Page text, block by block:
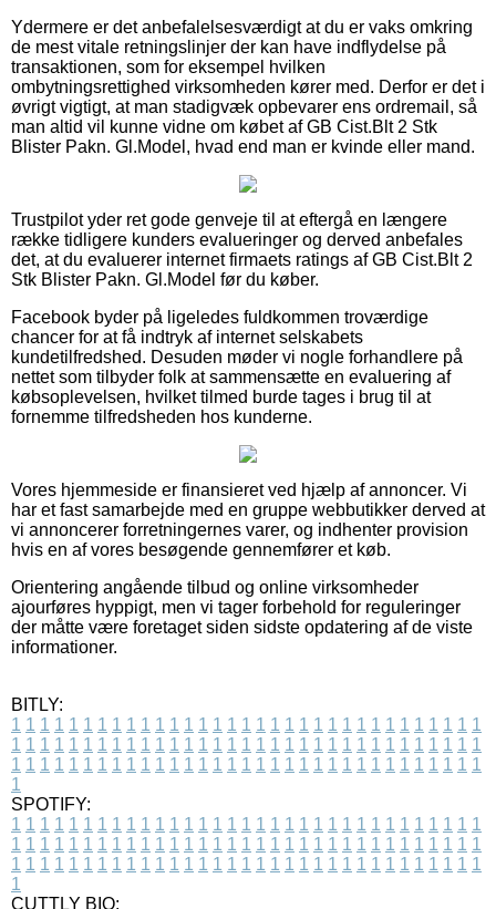
Ydermere er det anbefalelsesværdigt at du er vaks omkring
de mest vitale retningslinjer der kan have indflydelse på
transaktionen, som for eksempel hvilken
ombytningsrettighed virksomheden kører med. Derfor er det i
øvrigt vigtigt, at man stadigvæk opbevarer ens ordremail, så
man altid vil kunne vidne om købet af GB Cist.Blt 2 Stk
Blister Pakn. Gl.Model, hvad end man er kvinde eller mand.
Trustpilot yder ret gode genveje til at eftergå en længere
række tidligere kunders evalueringer og derved anbefales
det, at du evaluerer internet firmaets ratings af GB Cist.Blt 2
Stk Blister Pakn. Gl.Model før du køber.
Facebook byder på ligeledes fuldkommen troværdige
chancer for at få indtryk af internet selskabets
kundetilfredshed. Desuden møder vi nogle forhandlere på
nettet som tilbyder folk at sammensætte en evaluering af
købsoplevelsen, hvilket tilmed burde tages i brug til at
fornemme tilfredsheden hos kunderne.
Vores hjemmeside er finansieret ved hjælp af annoncer. Vi
har et fast samarbejde med en gruppe webbutikker derved at
vi annoncerer forretningernes varer, og indhenter provision
hvis en af vores besøgende gennemfører et køb.
Orientering angående tilbud og online virksomheder
ajourføres hyppigt, men vi tager forbehold for reguleringer
der måtte være foretaget siden sidste opdatering af de viste
informationer.
BITLY:
1 1 1 1 1 1 1 1 1 1 1 1 1 1 1 1 1 1 1 1 1 1 1 1 1 1 1 1 1 1 1 1 1
1 1 1 1 1 1 1 1 1 1 1 1 1 1 1 1 1 1 1 1 1 1 1 1 1 1 1 1 1 1 1 1 1
1 1 1 1 1 1 1 1 1 1 1 1 1 1 1 1 1 1 1 1 1 1 1 1 1 1 1 1 1 1 1 1 1
1
SPOTIFY:
1 1 1 1 1 1 1 1 1 1 1 1 1 1 1 1 1 1 1 1 1 1 1 1 1 1 1 1 1 1 1 1 1
1 1 1 1 1 1 1 1 1 1 1 1 1 1 1 1 1 1 1 1 1 1 1 1 1 1 1 1 1 1 1 1 1
1 1 1 1 1 1 1 1 1 1 1 1 1 1 1 1 1 1 1 1 1 1 1 1 1 1 1 1 1 1 1 1 1
1
CUTTLY BIO: